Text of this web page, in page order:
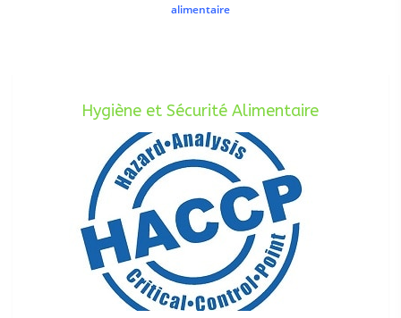
alimentaire
Hygiène et Sécurité Alimentaire